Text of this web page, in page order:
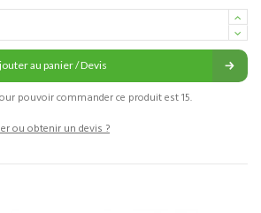
au panier / Devis
pouvoir commander ce produit est 15.
ou obtenir un devis ?